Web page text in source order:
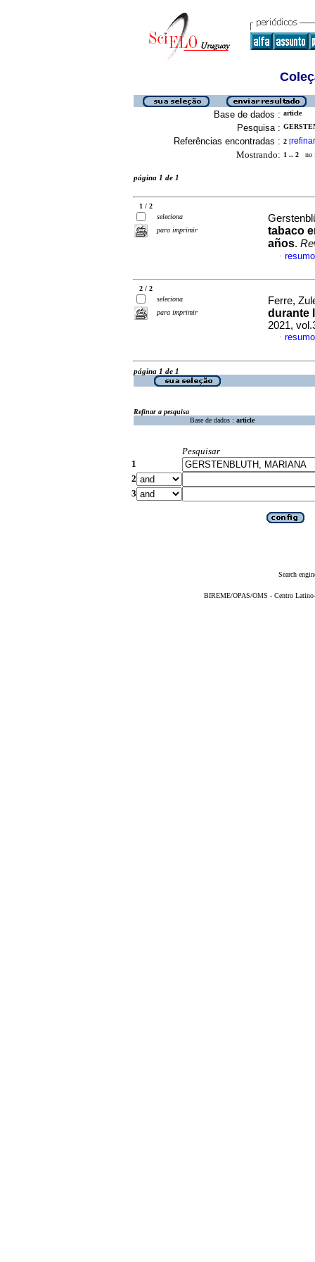
Base de dados : article
Pesquisa :
Referências encontradas : 2 [refinar
Mostrando: 1 .. 2 no
página 1 de 1
1 / 2
seleciona
para imprimir
tabaco
años.
·
2 / 2
seleciona
para imprimir
Ferre,
durante
2021,
·
página 1 de 1
Refinar a pesquisa
Base de dados : article
Pesquisar
1
2
3
Search
BIREME/OPAS/OMS - Centro Latino-